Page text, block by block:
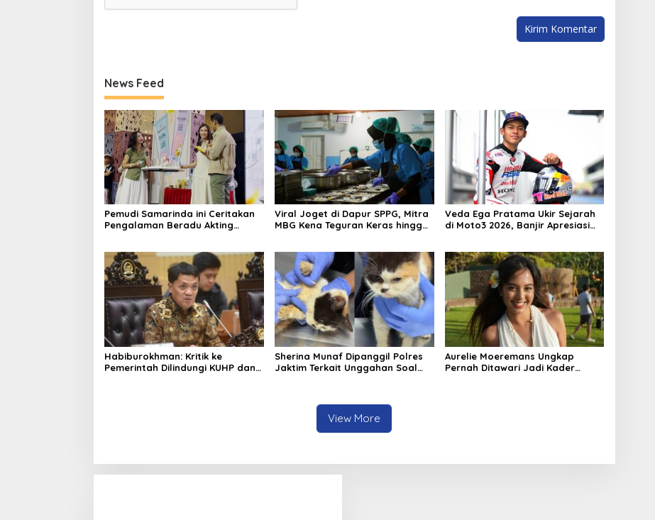
News Feed
Pemudi Samarinda ini Ceritakan
Pengalaman Beradu Akting
Viral Joget di Dapur SPPG, Mitra
MBG Kena Teguran Keras hingga
Veda Ega Pratama Ukir Sejarah
di Moto3 2026, Banjir Apresiasi
Habiburokhman: Kritik ke
Pemerintah Dilindungi KUHP dan
Sherina Munaf Dipanggil Polres
Jaktim Terkait Unggahan Soal
Aurelie Moeremans Ungkap
Pernah Ditawari Jadi Kader
View More